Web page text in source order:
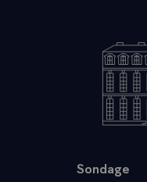
FACE A CES
ETRANGERE `
MONSIEUR LE
LES ITALIENS A
EUROPEEN A ETE
DE STABILITESondage